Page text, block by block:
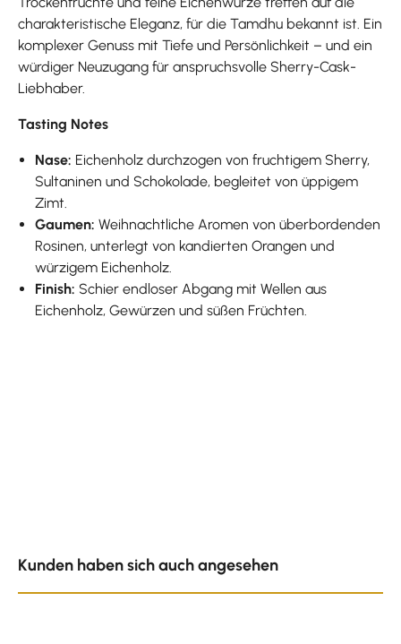
charakteristische Eleganz, für die Tamdhu bekannt ist. Ein
komplexer Genuss mit Tiefe und Persönlichkeit – und ein
würdiger Neuzugang für anspruchsvolle Sherry-Cask-
Liebhaber.
Tasting Notes
Nase: Eichenholz durchzogen von fruchtigem Sherry,
Sultaninen und Schokolade, begleitet von üppigem
Zimt.
Gaumen:Weihnachtliche Aromen von überbordenden
Rosinen, unterlegt von kandierten Orangen und
würzigem Eichenholz.
Finish: Schier endloser Abgang mit Wellen aus
Eichenholz, Gewürzen und süßen Früchten.
Kunden haben sich auch angesehen